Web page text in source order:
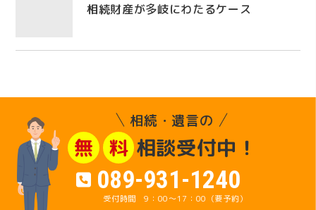
相続財産が多岐にわたるケース
相続・遺言の
無 料 相談受付中！
089-931-1240
9：00～17：00（要予約）